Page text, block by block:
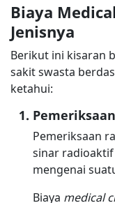
Biaya Medical
Jenisnya
Berikut ini kisaran
sakit swasta
ketahui:
Pemeriksaan
sinar
mengenai
Biaya medical